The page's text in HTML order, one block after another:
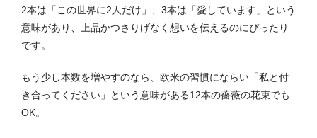
2本は「この世界に2人だけ」、3本は「愛しています」という
意味があり、上品かつさりげなく想いを伝えるのにぴったり
です。
もう少し本数を増やすのなら、欧米の習慣にならい「私と付
き合ってください」という意味がある12本の薔薇の花束でも
OK。